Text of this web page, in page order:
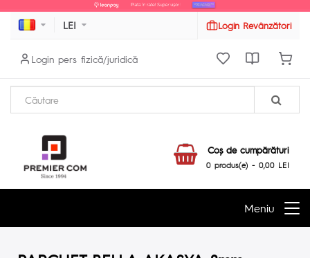
LEI Login Revânzători
Login pers fizică/juridică
Coş de cumpărături
0 produs(e) - 0,00 LEI
Meniu